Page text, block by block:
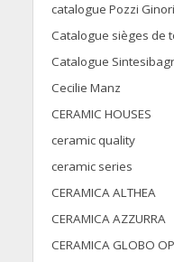
catalogue Pozzi
Catalogue sièges de
Catalogue
Cecilie Manz
CERAMIC HOUSES
ceramic quality
ceramic series
CERAMICA ALTHEA
CERAMICA AZZURRA
CERAMICA GLOBO